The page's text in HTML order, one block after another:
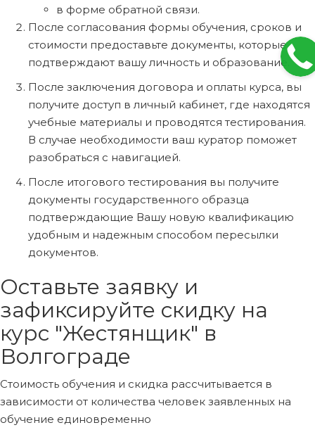
в форме обратной связи.
После согласования формы обучения, сроков и
стоимости предоставьте документы, которые
подтверждают вашу личность и образование.
После заключения договора и оплаты курса, вы
получите доступ в личный кабинет, где находятся
учебные материалы и проводятся тестирования.
В случае необходимости ваш куратор поможет
разобраться с навигацией.
После итогового тестирования вы получите
документы государственного образца
подтверждающие Вашу новую квалификацию
удобным и надежным способом пересылки
документов.
Оставьте заявку и
зафиксируйте скидку на
курс "Жестянщик" в
Волгограде
Стоимость обучения и скидка рассчитывается в
зависимости от количества человек заявленных на
обучение единовременно